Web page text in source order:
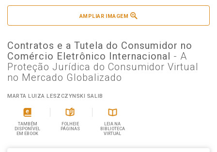
AMPLIAR IMAGEM
Contratos e a Tutela do Consumidor no
Comércio Eletrônico Internacional - A
Proteção Jurídica do Consumidor Virtual
no Mercado Globalizado
MARTA LUIZA LESZCZYNSKI SALIB
TAMBÉM
DISPONÍVEL
EM EBOOK
FOLHEIE
PÁGINAS
LEIA NA
BIBLIOTECA
VIRTUAL